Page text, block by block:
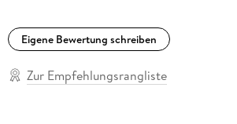
Eigene Bewertung schreiben
Zur Empfehlungsrangliste